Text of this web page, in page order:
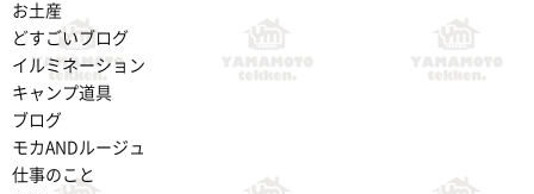
お土産
どすごいブログ
イルミネーション
キャンプ道具
ブログ
モカANDルージュ
仕事のこと